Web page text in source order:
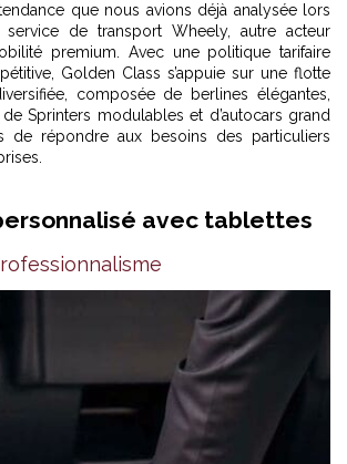
que nous avions déjà analysée lors
de transport Wheely, autre acteur
premium. Avec une politique tarifaire
Golden Class s’appuie sur une flotte
composée de berlines élégantes,
Sprinters modulables et d’autocars grand
de répondre aux besoins des particuliers
avec tablettes